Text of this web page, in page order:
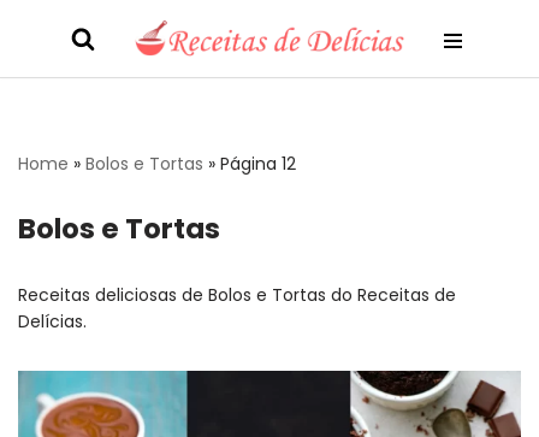
Home » Bolos e Tortas » Página 12
Bolos e Tortas
Receitas deliciosas de Bolos e Tortas do Receitas de
Delícias.